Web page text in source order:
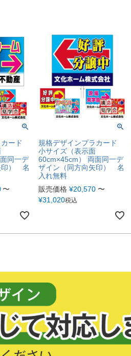
カード
同一デ
印） 名
〜
規格デザインプラカード
小サイズ（表示面
60cm×45cm） 両面同一デ
ザイン（同方向矢印） 名
入れ無料
販売価格 ¥20,570 〜
¥31,020税込